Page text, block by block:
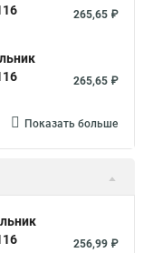
265,65 ₽
265,65 ₽
Показать больше
256,99 ₽